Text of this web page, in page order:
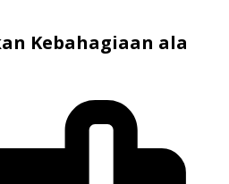
Kebahagiaan ala